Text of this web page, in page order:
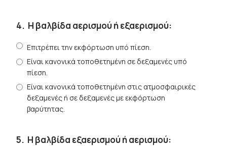
4. Η βαλβίδα αερισμού ή εξαερισμού:
Επιτρέπει την εκφόρτωση υπό πίεση.
Είναι κανονικά τοποθετημένη σε δεξαμενές υπό
πίεση.
Είναι κανονικά τοποθετημένη στις ατμοσφαιρικές
δεξαμενές ή σε δεξαμενές με εκφόρτωση
βαρύτητας.
5. Η βαλβίδα εξαερισμού ή αερισμού: